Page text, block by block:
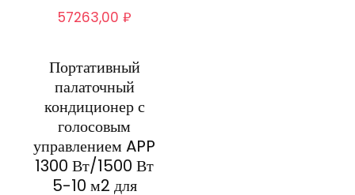
57263,00 ₽
Портативный
палаточный
кондиционер с
голосовым
управлением APP
1300 Вт/1500 Вт
5-10 м2 для